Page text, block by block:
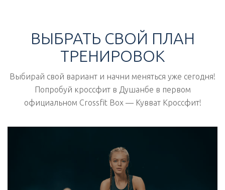
ВЫБРАТЬ СВОЙ ПЛАН
ТРЕНИРОВОК
Выбирай свой вариант и начни меняться уже сегодня!
Попробуй кроссфит в Душанбе в первом
официальном Crossfit Box — Кувват Кроссфит!